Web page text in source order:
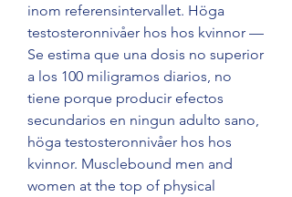
inom referensintervallet. Höga
testosteronnivåer hos hos kvinnor —
Se estima que una dosis no superior
a los 100 miligramos diarios, no
tiene porque producir efectos
secundarios en ningun adulto sano,
höga testosteronnivåer hos hos
kvinnor. Musclebound men and
women at the top of physical